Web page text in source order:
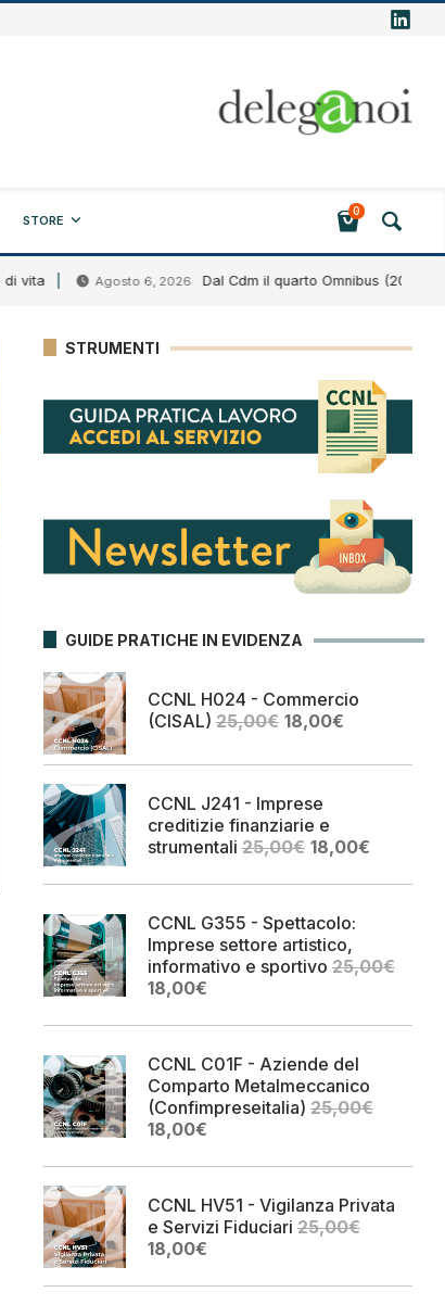
STORE
0
Agosto 6, 2026 Dal Cdm il quarto Omnibus (2026)
STRUMENTI
GUIDE PRATICHE IN EVIDENZA
CCNL H024 - Commercio
(CISAL) 25,00€ Il
originale
25,00€.
18,00€Il
attuale
CCNL J241 - Imprese
creditizie finanziarie e
strumentali 25,00€ Il
originale
25,00€.
18,00€Il
attuale
CCNL G355 - Spettacolo:
Imprese settore artistico,
informativo e sportivo 25,00€
Il
originale
25,00€.
18,00€Il
attuale
18,00€.
CCNL C01F - Aziende del
Comparto Metalmeccanico
(Confimpreseitalia) 25,00€
Il
originale
25,00€.
18,00€Il
attuale
18,00€.
CCNL HV51 - Vigilanza Privata
e Servizi Fiduciari 25,00€
Il
originale
18,00€Il
attuale